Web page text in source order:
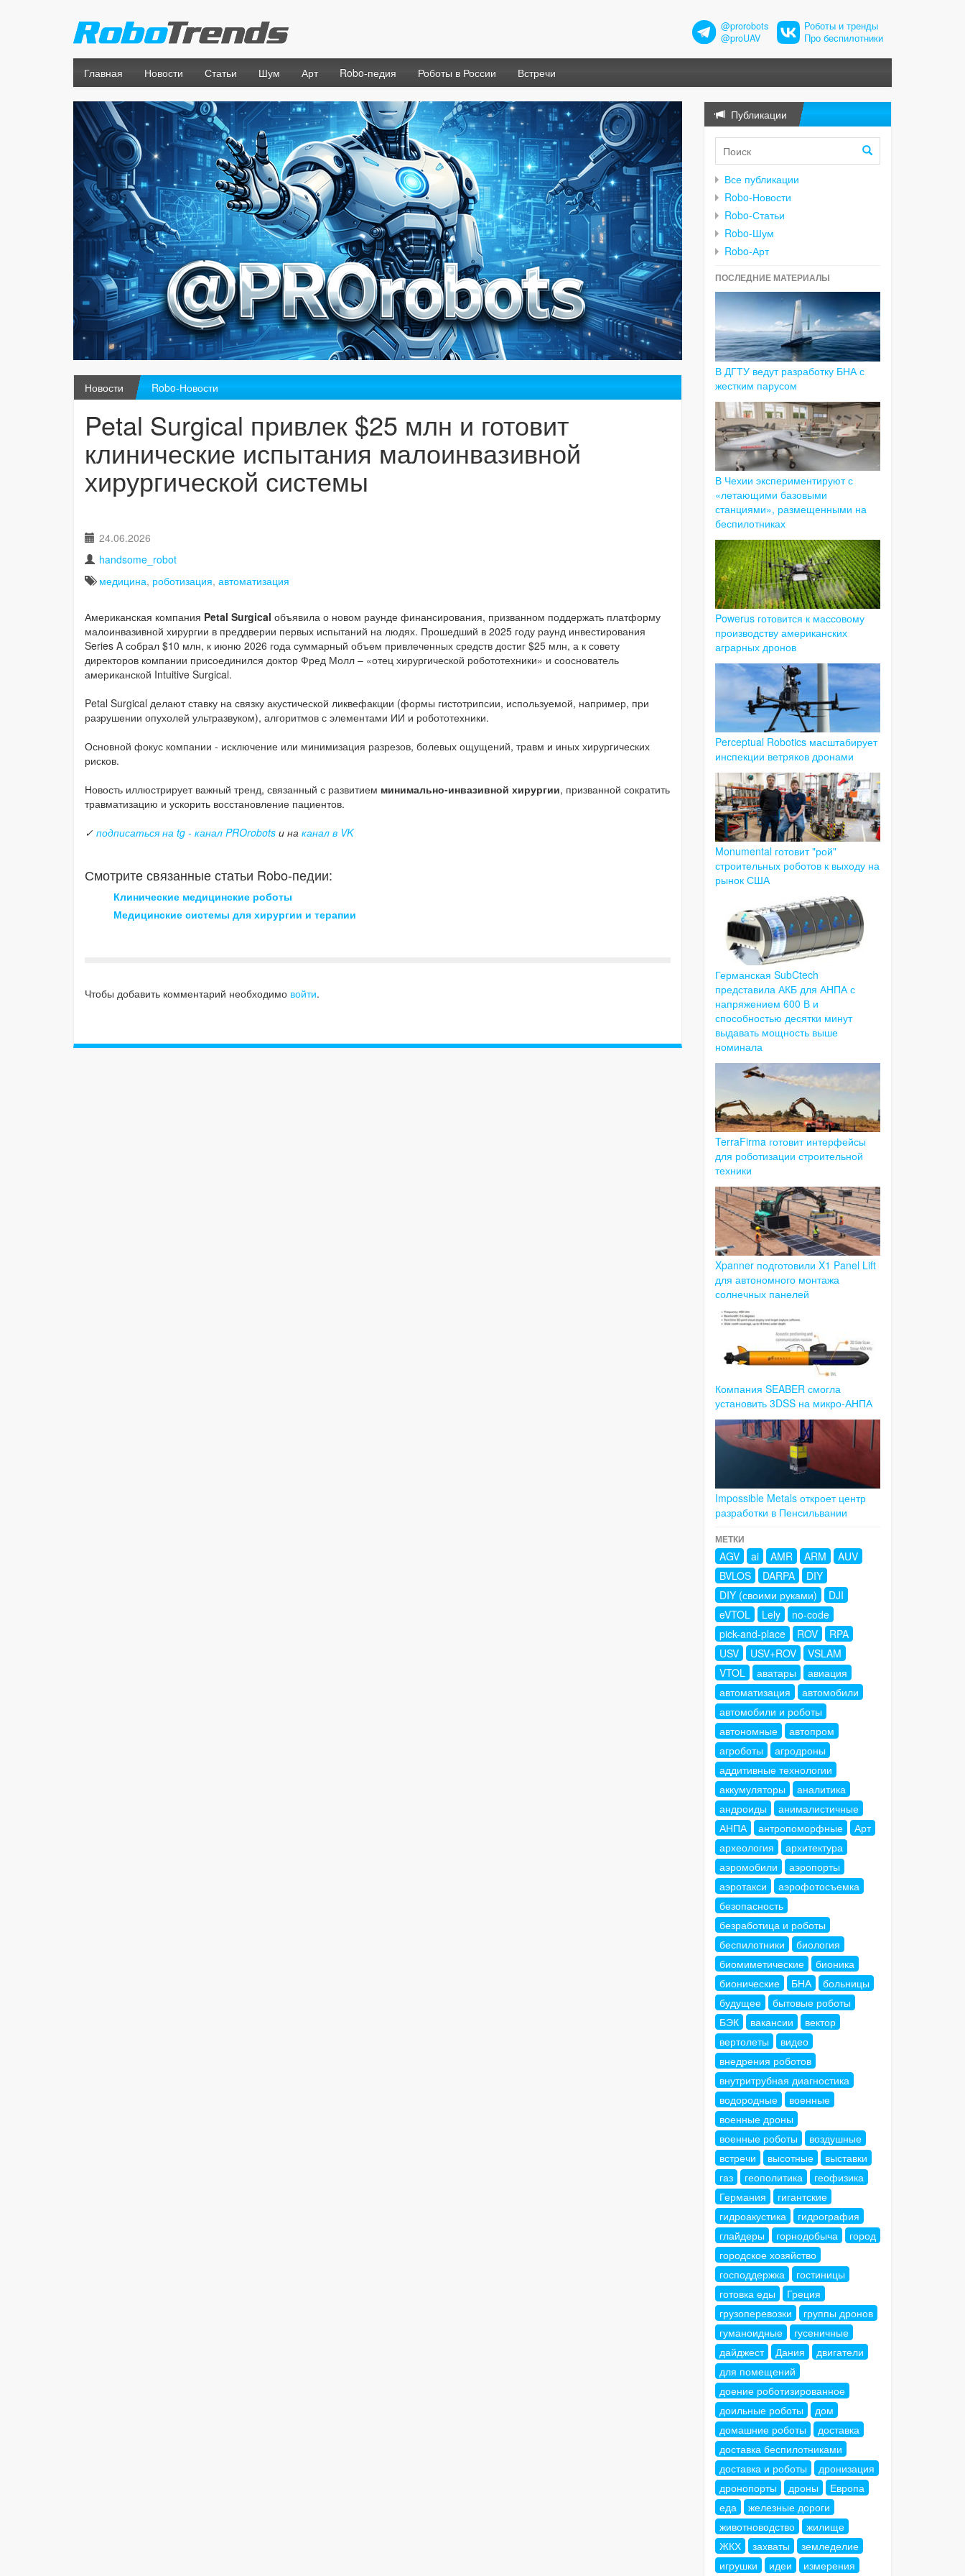
@prorobots
@proUAV
Роботы и тренды
Про беспилотники
Главная Новости Статьи Шум Арт Robo-педия Роботы в России Встречи
Новости Robo-Новости
Petal Surgical привлек $25 млн и готовит
клинические испытания малоинвазивной
хирургической системы
24.06.2026
handsome_robot
медицина, роботизация, автоматизация
Американская компания Petal Surgical объявила о новом раунде финансирования, призванном поддержать платформу
малоинвазивной хирургии в преддверии первых испытаний на людях. Прошедший в 2025 году раунд инвестирования
Series A собрал $10 млн, к июню 2026 года суммарный объем привлеченных средств достиг $25 млн, а к совету
директоров компании присоединился доктор Фред Молл – «отец хирургической робототехники» и сооснователь
американской Intuitive Surgical.
Petal Surgical делают ставку на связку акустической ликвефакции (формы гистотрипсии, используемой, например, при
разрушении опухолей ультразвуком), алгоритмов с элементами ИИ и робототехники.
Основной фокус компании - исключение или минимизация разрезов, болевых ощущений, травм и иных хирургических
рисков.
Новость иллюстрирует важный тренд, связанный с развитием минимально-инвазивной хирургии, призванной сократить
травматизацию и ускорить восстановление пациентов.
✓ подписаться на tg - канал PROrobots и на канал в VK
Смотрите связанные статьи Robo-педии:
Клинические медицинские роботы
Медицинские системы для хирургии и терапии
Чтобы добавить комментарий необходимо войти.
Публикации
Все публикации
Robo-Новости
Robo-Статьи
Robo-Шум
Robo-Арт
ПОСЛЕДНИЕ МАТЕРИАЛЫ
В ДГТУ ведут разработку БНА с
жестким парусом
В Чехии экспериментируют с
«летающими базовыми
станциями», размещенными на
беспилотниках
Powerus готовится к массовому
производству американских
аграрных дронов
Perceptual Robotics масштабирует
инспекции ветряков дронами
Monumental готовит "рой"
строительных роботов к выходу на
рынок США
Германская SubCtech
представила АКБ для АНПА с
напряжением 600 В и
способностью десятки минут
выдавать мощность выше
номинала
TerraFirma готовит интерфейсы
для роботизации строительной
техники
Xpanner подготовили X1 Panel Lift
для автономного монтажа
солнечных панелей
Компания SEABER смогла
установить 3DSS на микро-АНПА
Impossible Metals откроет центр
разработки в Пенсильвании
МЕТКИ
AGV ai AMR ARM
AUV
BVLOS
DARPA
DIY
DIY (своими руками)
DJI
eVTOL
Lely
no-code
pick-and-place
ROV
RPA
USV
USV+ROV
VSLAM
VTOL
аватары
авиация
автоматизация
автомобили
автомобили и роботы
автономные
автопром
агроботы
агродроны
аддитивные технологии
аккумуляторы
аналитика
андроиды
анималистичные
АНПА
антропоморфные
Арт
археология
архитектура
аэромобили
аэропорты
аэротакси
аэрофотосъемка
безопасность
безработица и роботы
беспилотники
биология
биомиметические
бионика
бионические
БНА
больницы
будущее
бытовые роботы
БЭК
вакансии
вектор
вертолеты
видео
внедрения роботов
внутритрубная диагностика
водородные
военные
военные дроны
военные роботы
воздушные
встречи
высотные
выставки
газ
геополитика
геофизика
Германия
гигантские
гидроакустика
гидрография
глайдеры
горнодобыча
город
городское хозяйство
господдержка
гостиницы
готовка еды
Греция
грузоперевозки
группы дронов
гуманоидные
гусеничные
дайджест
Дания
двигатели
для помещений
доение роботизированное
доильные роботы
дом
домашние роботы
доставка
доставка беспилотниками
доставка и роботы
дронизация
дронопорты
дроны
Европа
еда
железные дороги
животноводство
жилище
ЖКХ
захваты
земледелие
игрушки
идеи измерения